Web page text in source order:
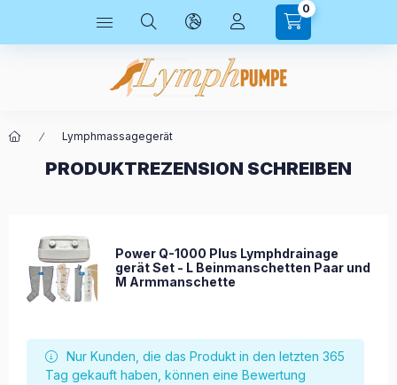
0
Lymphmassagegerät
PRODUKTREZENSION SCHREIBEN
Power Q-1000 Plus Lymphdrainage
gerät Set - L Beinmanschetten Paar und
M Armmanschette
Nur Kunden, die das Produkt in den letzten 365
Tag gekauft haben, können eine Bewertung